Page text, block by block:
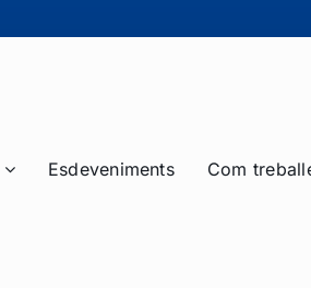
Esdeveniments Com